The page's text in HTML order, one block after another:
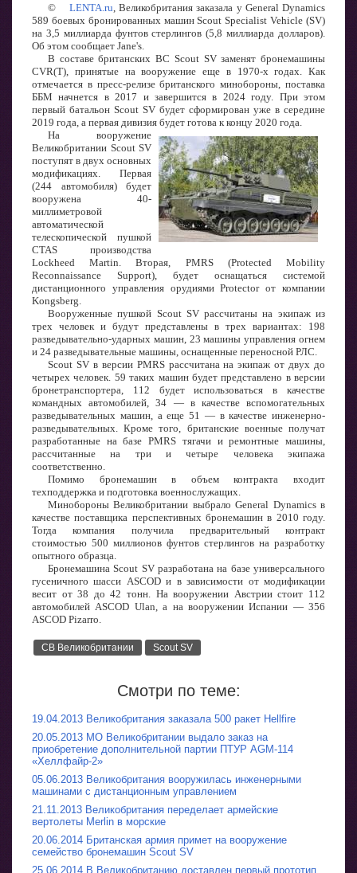
© LENTA.ru , Великобритания заказала у General Dynamics
589 боевых бронированных машин Scout Specialist Vehicle (SV)
на 3,5 миллиарда фунтов стерлингов (5,8 миллиарда долларов).
Об этом сообщает Jane's.
В составе британских ВС Scout SV заменят бронемашины
CVR(T), принятые на вооружение еще в 1970-х годах. Как
отмечается в пресс-релизе британского минобороны, поставка
ББМ начнется в 2017 и завершится в 2024 году. При этом
первый батальон Scout SV будет сформирован уже в середине
2019 года, а первая дивизия будет готова к концу 2020 года.
На вооружение
Великобритании Scout SV
поступят в двух основных
модификациях. Первая
(244 автомобиля) будет
вооружена 40-
миллиметровой
автоматической
телескопической пушкой
CTAS производства
Lockheed Martin. Вторая, PMRS (Protected Mobility
Reconnaissance Support), будет оснащаться системой
дистанционного управления орудиями Protector от компании
Kongsberg.
Вооруженные пушкой Scout SV рассчитаны на экипаж из
трех человек и будут представлены в трех вариантах: 198
разведывательно-ударных машин, 23 машины управления огнем
и 24 разведывательные машины, оснащенные переносной РЛС.
Scout SV в версии PMRS рассчитана на экипаж от двух до
четырех человек. 59 таких машин будет представлено в версии
бронетранспортера, 112 будет использоваться в качестве
командных автомобилей, 34 — в качестве вспомогательных
разведывательных машин, а еще 51 — в качестве инженерно-
разведывательных. Кроме того, британские военные получат
разработанные на базе PMRS тягачи и ремонтные машины,
рассчитанные на три и четыре человека экипажа
соответственно.
Помимо бронемашин в объем контракта входит
техподдержка и подготовка военнослужащих.
Минобороны Великобритании выбрало General Dynamics в
качестве поставщика перспективных бронемашин в 2010 году.
Тогда компания получила предварительный контракт
стоимостью 500 миллионов фунтов стерлингов на разработку
опытного образца.
Бронемашина Scout SV разработана на базе универсального
гусеничного шасси ASCOD и в зависимости от модификации
весит от 38 до 42 тонн. На вооружении Австрии стоит 112
автомобилей ASCOD Ulan, а на вооружении Испании — 356
ASCOD Pizarro.
СВ Великобритании Scout SV
Смотри по теме:
19.04.2013 Великобритания заказала 500 ракет Hellfire
20.05.2013 МО Великобритании выдало заказ на
приобретение дополнительной партии ПТУР AGM-114
«Хеллфайр-2»
05.06.2013 Великобритания вооружилась инженерными
машинами с дистанционным управлением
21.11.2013 Великобритания переделает армейские
вертолеты Merlin в морские
20.06.2014 Британская армия примет на вооружение
семейство бронемашин Scout SV
25.06.2014 В Великобританию доставлен первый прототип